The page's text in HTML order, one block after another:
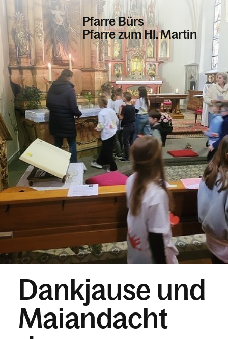
Pfarre Bürs
Pfarre zum Hl. Martin
Informationen
Kalender
Personen
Kontakt
Dankjause und
Maiandacht